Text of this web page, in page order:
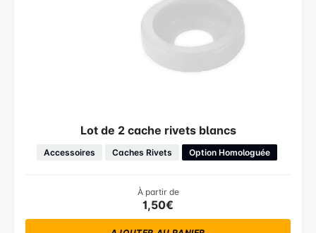
Lot de 2 cache rivets blancs
Accessoires Caches Rivets Option Homologuée
À partir de
1,50€